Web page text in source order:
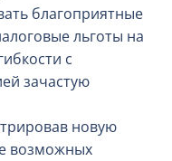
благоприятные
льготы на
с
зачастую
новую
возможных